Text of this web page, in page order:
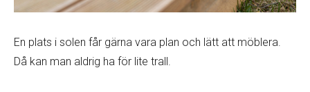
En plats i solen får gärna vara plan och lätt att möblera.
Då kan man aldrig ha för lite trall.